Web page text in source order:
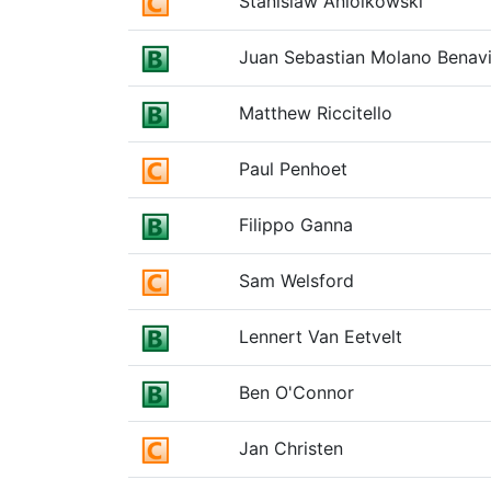
Juan Sebastian Molano
Matthew Riccitello
Paul Penhoet
Filippo Ganna
Sam Welsford
Lennert Van Eetvelt
Ben O'Connor
Jan Christen